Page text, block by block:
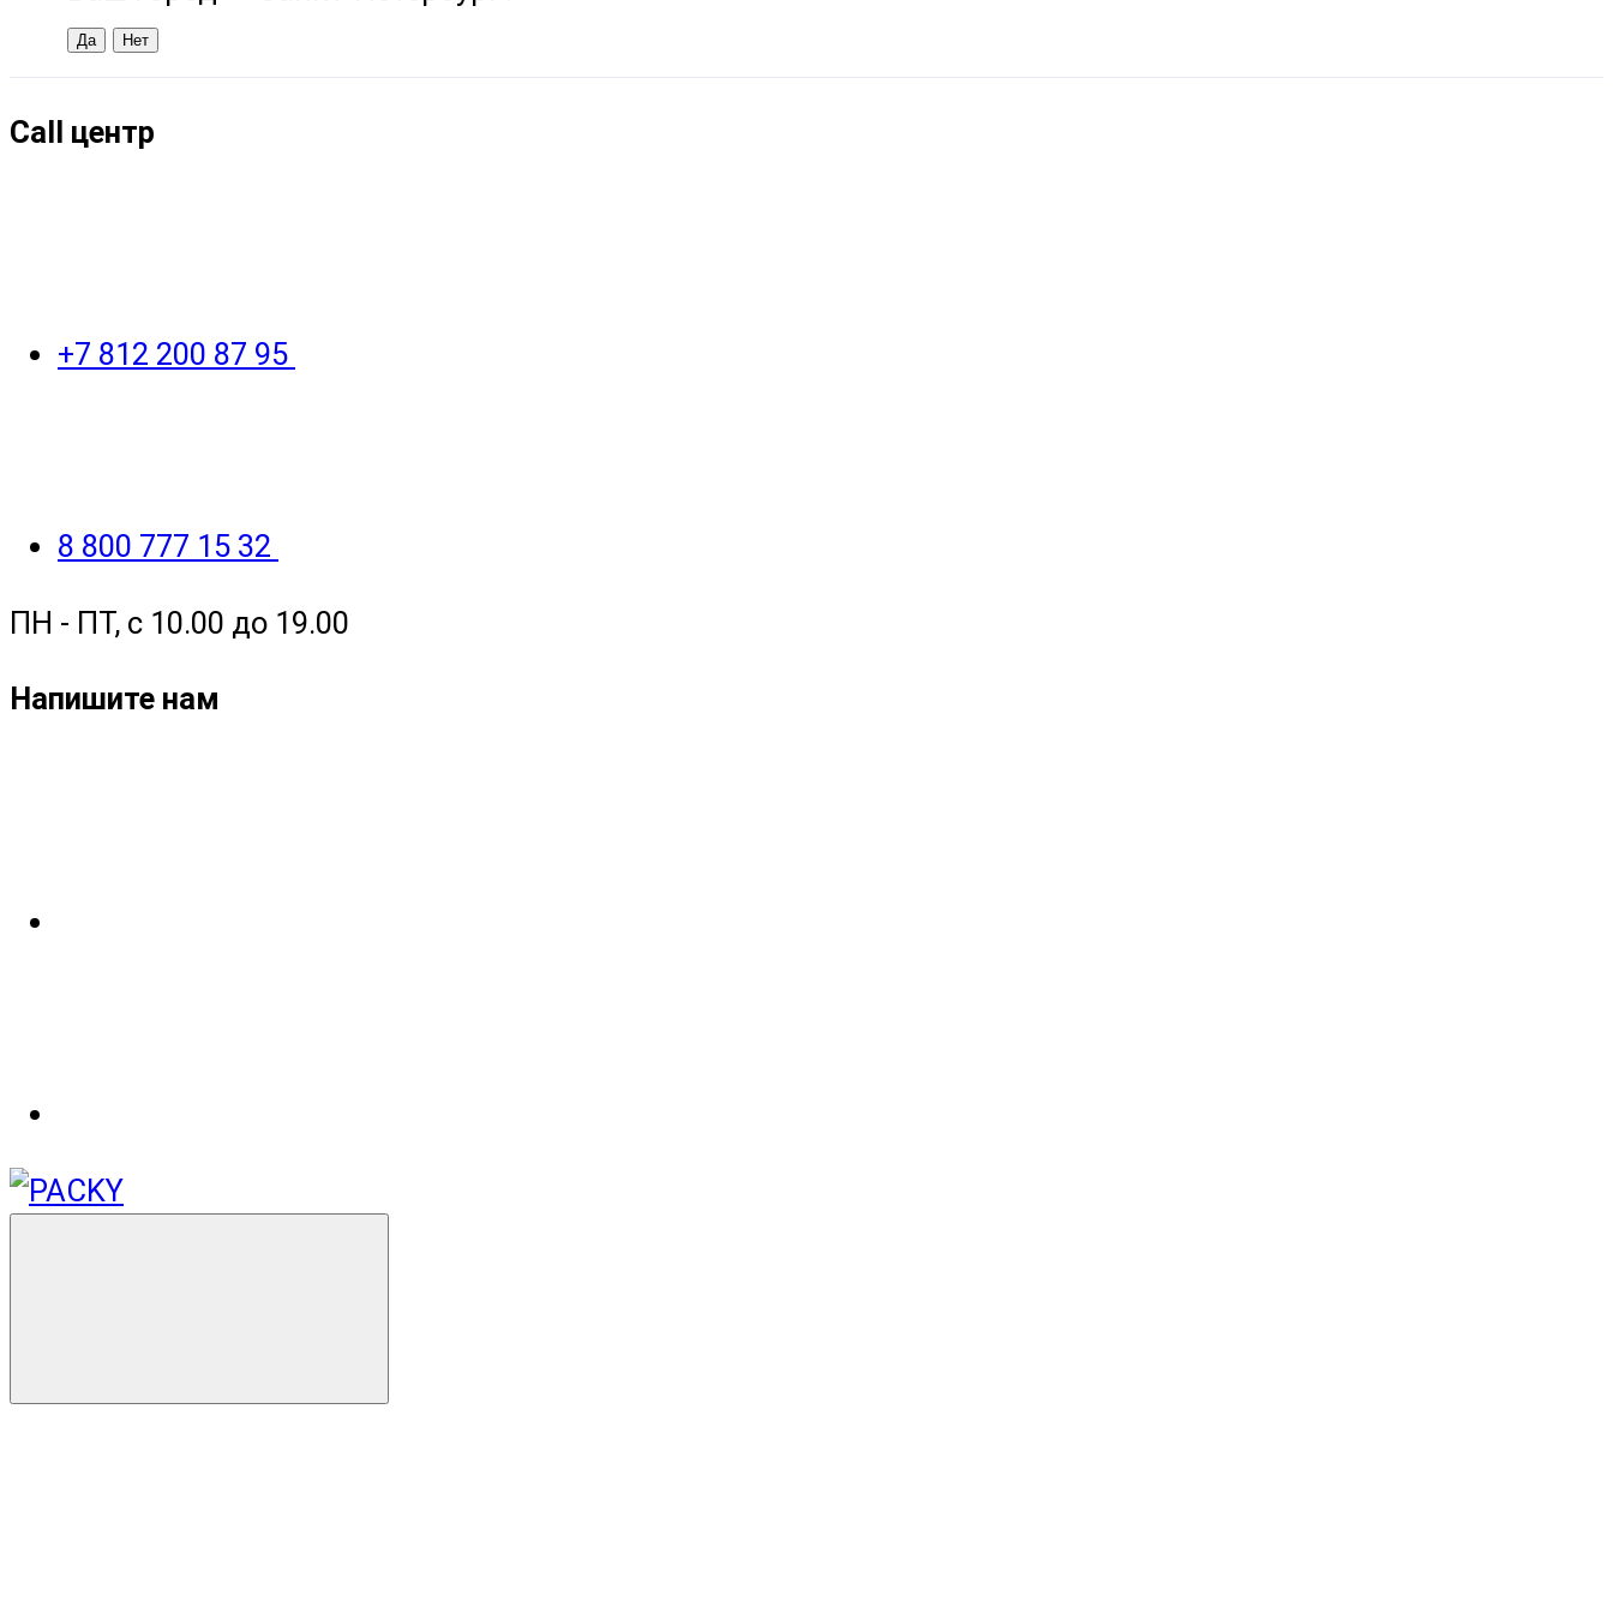
Call центр
+7 812 200 87 95
8 800 777 15 32
ПН - ПТ, с 10.00 до 19.00
Напишите нам